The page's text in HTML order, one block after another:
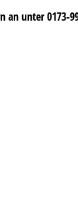
an unter 0173-